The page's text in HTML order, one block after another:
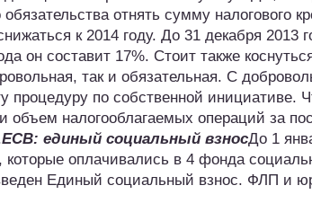
отнять сумму налогового
к 2014 году. До 31 декабря 2013
он составит 17%. Стоит также
так и обязательная. С
процедуру по собственной инициативе.
объем налогооблагаемых операций за
ЕСВ: единый социальный взносДо 1
оплачивались в 4 фонда
Единый социальный взнос. ФЛП и